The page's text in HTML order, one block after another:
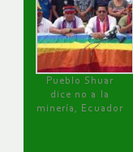
Pueblo Shuar
dice no a la
minería, Ecuador